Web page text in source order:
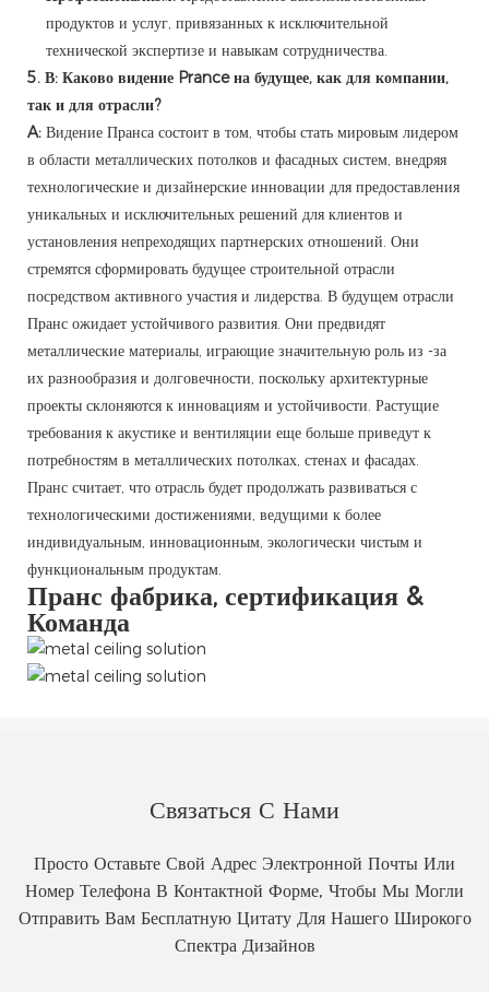
продуктов и услуг, привязанных к исключительной
технической экспертизе и навыкам сотрудничества.
5. В: Каково видение Prance на будущее, как для компании,
так и для отрасли?
A: Видение Пранса состоит в том, чтобы стать мировым лидером
в области металлических потолков и фасадных систем, внедряя
технологические и дизайнерские инновации для предоставления
уникальных и исключительных решений для клиентов и
установления непреходящих партнерских отношений. Они
стремятся сформировать будущее строительной отрасли
посредством активного участия и лидерства. В будущем отрасли
Пранс ожидает устойчивого развития. Они предвидят
металлические материалы, играющие значительную роль из -за
их разнообразия и долговечности, поскольку архитектурные
проекты склоняются к инновациям и устойчивости. Растущие
требования к акустике и вентиляции еще больше приведут к
потребностям в металлических потолках, стенах и фасадах.
Пранс считает, что отрасль будет продолжать развиваться с
технологическими достижениями, ведущими к более
индивидуальным, инновационным, экологически чистым и
функциональным продуктам.
Пранс фабрика, сертификация &
Команда
Связаться С Нами
Просто Оставьте Свой Адрес Электронной Почты Или
Номер Телефона В Контактной Форме, Чтобы Мы Могли
Отправить Вам Бесплатную Цитату Для Нашего Широкого
Спектра Дизайнов